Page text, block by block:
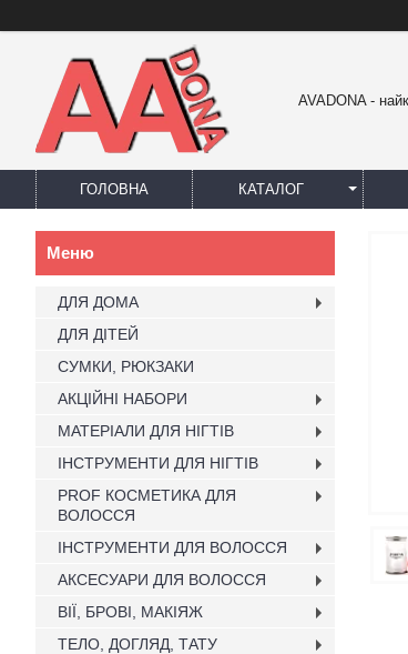
AVADONA -
ГОЛОВНА КАТАЛОГ
ДЛЯ ДОМА
ДЛЯ ДІТЕЙ
СУМКИ, РЮКЗАКИ
АКЦІЙНІ НАБОРИ
МАТЕРІАЛИ ДЛЯ НІГТІВ
ІНСТРУМЕНТИ ДЛЯ НІГТІВ
PROF КОСМЕТИКА ДЛЯ
ВОЛОССЯ
ІНСТРУМЕНТИ ДЛЯ ВОЛОССЯ
АКСЕСУАРИ ДЛЯ ВОЛОССЯ
ВІЇ, БРОВІ, МАКІЯЖ
ТЕЛО, ДОГЛЯД, ТАТУ